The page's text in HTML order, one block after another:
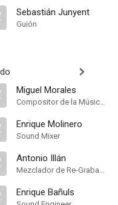
Sebastián Junyent
Guión
Miguel Morales
Compositor de la Música Original, Música
Enrique Molinero
Sound Mixer
Antonio Illán
Mezclador de Re-Grabación de Sonido
Enrique Bañuls